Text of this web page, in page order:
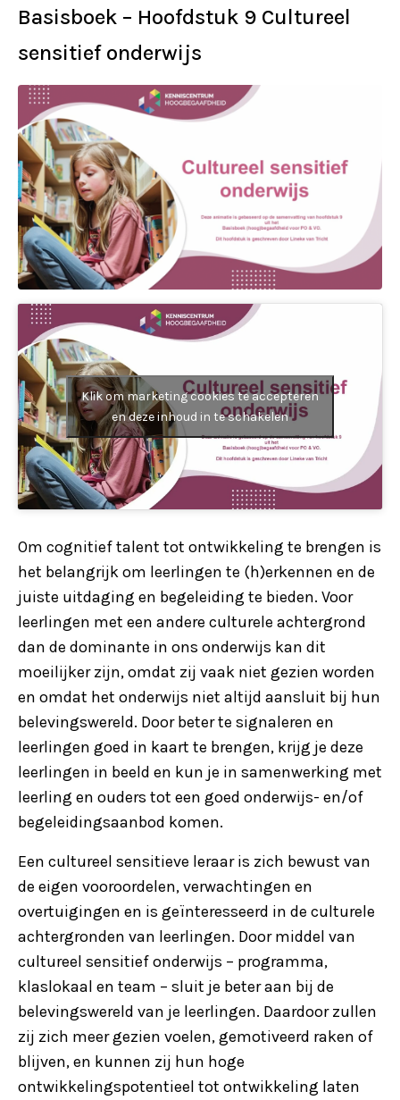
Basisboek – Hoofdstuk 9 Cultureel
sensitief onderwijs
Klik om marketing cookies te accepteren
en deze inhoud in te schakelen
Om cognitief talent tot ontwikkeling te brengen is
het belangrijk om leerlingen te (h)erkennen en de
juiste uitdaging en begeleiding te bieden. Voor
leerlingen met een andere culturele achtergrond
dan de dominante in ons onderwijs kan dit
moeilijker zijn, omdat zij vaak niet gezien worden
en omdat het onderwijs niet altijd aansluit bij hun
belevingswereld. Door beter te signaleren en
leerlingen goed in kaart te brengen, krijg je deze
leerlingen in beeld en kun je in samenwerking met
leerling en ouders tot een goed onderwijs- en/of
begeleidingsaanbod komen.
Een cultureel sensitieve leraar is zich bewust van
de eigen vooroordelen, verwachtingen en
overtuigingen en is geïnteresseerd in de culturele
achtergronden van leerlingen. Door middel van
cultureel sensitief onderwijs – programma,
klaslokaal en team – sluit je beter aan bij de
belevingswereld van je leerlingen. Daardoor zullen
zij zich meer gezien voelen, gemotiveerd raken of
blijven, en kunnen zij hun hoge
ontwikkelingspotentieel tot ontwikkeling laten